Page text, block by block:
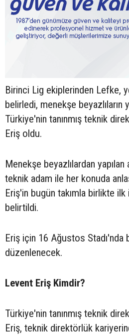
Birinci Lig ekiplerinden Lefke,
belirledi, menekşe beyazlıların
Türkiye'nin tanınmış teknik
Eriş oldu.
Menekşe beyazlılardan
teknik adam ile her konuda
Eriş'in bugün takımla birlikte ilk
belirtildi.
Eriş için 16 Ağustos Stadı'nda
düzenlenecek.
Levent Eriş Kimdir?
Türkiye'nin tanınmış teknik
Eriş, teknik direktörlük